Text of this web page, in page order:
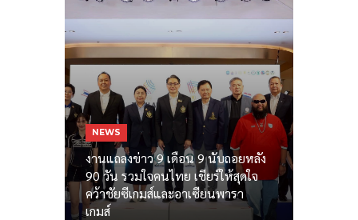
NEWS
งานแถลงข่าว 9 เดือน 9 นับถอยหลัง
90 วัน รวมใจคนไทย เชียร์ให้สุดใจ
คว้าชัยซีเกมส์และอาเซียนพารา
เกมส์